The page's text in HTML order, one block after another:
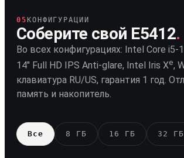
05 КОНФИГУРАЦИИ
Соберите свой E5412.
Во всех конфигурациях: Intel Core i5-
14″ Full HD IPS Anti-glare, Intel Iris Xe,
клавиатура RU/US, гарантия 1 год.
память и накопитель.
Все 8 ГБ 16 ГБ 32 ГБ